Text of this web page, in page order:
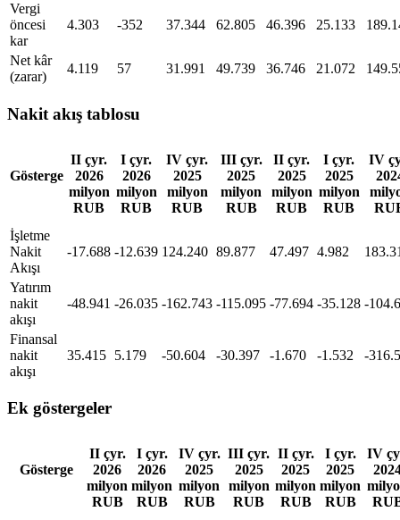
Vergi
öncesi
kar
4.303 -352 37.344 62.805 46.396 25.133
Net kâr
(zarar)
4.119 57 31.991 49.739 36.746 21.072
Nakit akış tablosu
Gösterge
II çyr.
2026
milyon
RUB
I çyr.
2026
milyon
RUB
IV çyr.
2025
milyon
RUB
III çyr.
2025
milyon
RUB
II çyr.
2025
milyon
RUB
I çyr.
2025
milyon
RUB
IV
İşletme
Nakit
Akışı
-17.688 -12.639 124.240 89.877 47.497 4.982
Yatırım
nakit
akışı
-48.941 -26.035 -162.743 -115.095 -77.694 -35.128 -
Finansal
nakit
akışı
35.415 5.179 -50.604 -30.397 -1.670 -1.532 -
Ek göstergeler
Gösterge
II çyr.
2026
milyon
RUB
I çyr.
2026
milyon
RUB
IV çyr.
2025
milyon
RUB
III çyr.
2025
milyon
RUB
II çyr.
2025
milyon
RUB
I çyr.
2025
milyon
RUB
IV